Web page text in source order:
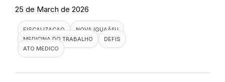
25 de March de 2026
FISCALIZACAO
NOVA IGUAÃ§U
MEDICINA DO TRABALHO
DEFIS
ATO MEDICO